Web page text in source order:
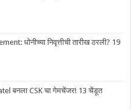
धोनीच्या निवृत्तीची तारीख ठरली? 19
बनला CSK चा गेमचेंजर! 13 चेंडूत